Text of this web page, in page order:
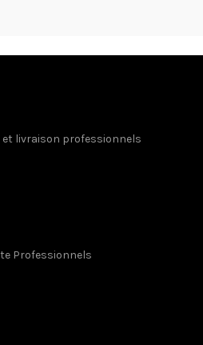
livraison professionnels
Professionnels